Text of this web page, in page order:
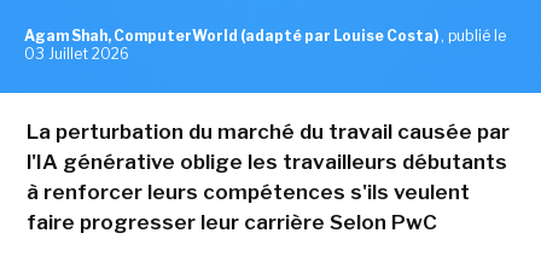
Agam Shah, ComputerWorld (adapté par Louise Costa) , publié le
03 Juillet 2026
La perturbation du marché du travail causée par
l'IA générative oblige les travailleurs débutants
à renforcer leurs compétences s'ils veulent
faire progresser leur carrière Selon PwC